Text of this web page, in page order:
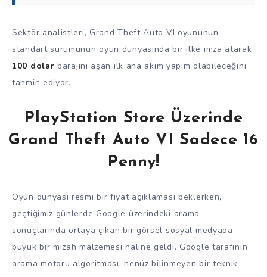
Sektör analistleri, Grand Theft Auto VI oyununun
standart sürümünün oyun dünyasında bir ilke imza atarak
100 dolar barajını aşan ilk ana akım yapım olabileceğini
tahmin ediyor.
PlayStation Store Üzerinde
Grand Theft Auto VI Sadece 16
Penny!
Oyun dünyası resmi bir fiyat açıklaması beklerken,
geçtiğimiz günlerde Google üzerindeki arama
sonuçlarında ortaya çıkan bir görsel sosyal medyada
büyük bir mizah malzemesi haline geldi. Google tarafının
arama motoru algoritması, henüz bilinmeyen bir teknik